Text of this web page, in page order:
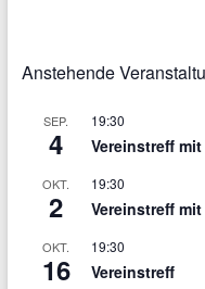
Anstehende
SEP.
4
19:30
Vereinstreff
OKT.
2
19:30
Vereinstreff mit
OKT.
16
19:30
Vereinstreff